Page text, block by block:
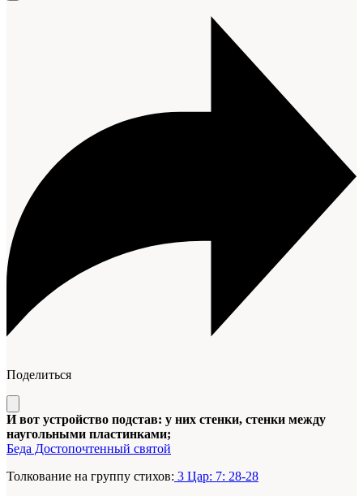
Поделиться
И вот устройство подстав: у них стенки, стенки между
наугольными пластинками;
Беда Достопочтенный святой
Толкование на группу стихов: 3 Цар: 7: 28-28